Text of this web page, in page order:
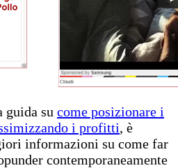
guida su come posizionare i
i profitti, è
informazioni su come far
contemporaneamente